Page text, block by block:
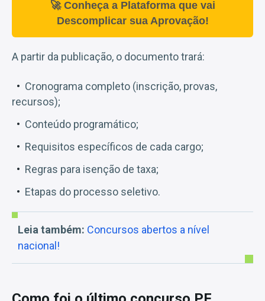
🚀 Conheça a Plataforma que vai
Descomplicar sua Aprovação!
A partir da publicação, o documento trará:
Cronograma completo (inscrição, provas,
recursos);
Conteúdo programático;
Requisitos específicos de cada cargo;
Regras para isenção de taxa;
Etapas do processo seletivo.
Leia também: Concursos abertos a nível
nacional!